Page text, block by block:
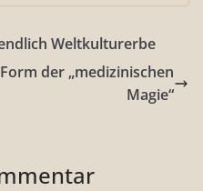
Weltkulturerbe
der „medizinischen
Magie“